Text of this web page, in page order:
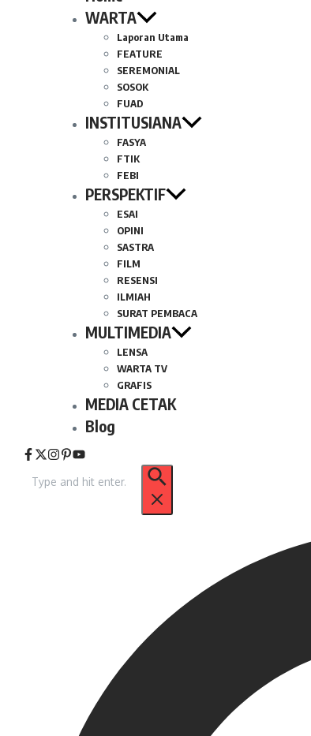
WARTA
Laporan Utama
FEATURE
SEREMONIAL
SOSOK
FUAD
INSTITUSIANA
FASYA
FTIK
FEBI
PERSPEKTIF
ESAI
OPINI
SASTRA
FILM
RESENSI
ILMIAH
SURAT PEMBACA
MULTIMEDIA
LENSA
WARTA TV
GRAFIS
MEDIA CETAK
Blog
untuk: